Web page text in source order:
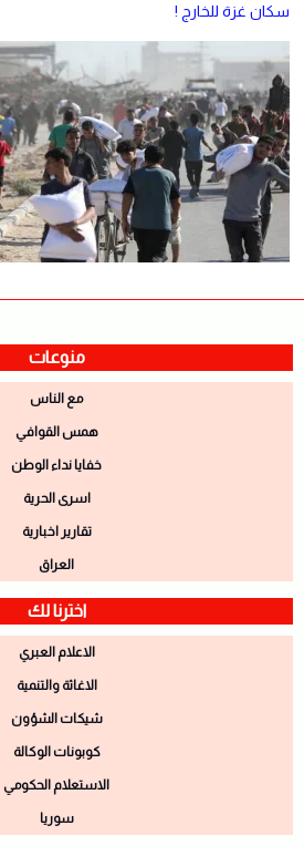
سكان غزة للخارج !
منوعات
مع الناس
همس القوافي
خفايا نداء الوطن
اسرى الحرية
تقارير اخبارية
العراق
اخترنا لك
الاعلام العبري
الاغاثة والتنمية
شيكات الشؤون
كوبونات الوكالة
الاستعلام الحكومي
سوريا